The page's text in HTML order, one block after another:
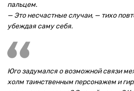
пальцем.
— Это несчастные случаи, — тихо
убеждая саму себя.
Юго задумался о возможной связи
холм таинственным персонажем и